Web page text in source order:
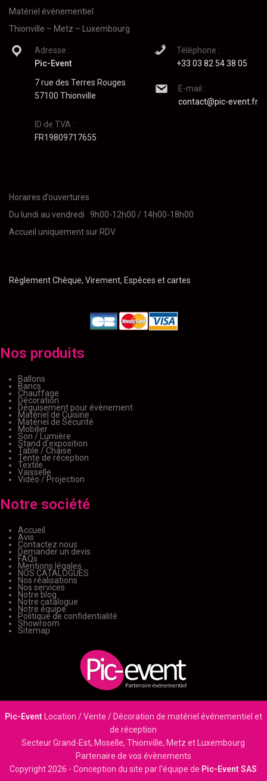
Matériel événementiel
Thionville – Metz – Luxembourg
Adresse :
Pic-Event
7 rue des Terres Rouges
57100 Thionville
ID de TVA :
FR19809717655
Téléphone :
+33 03 82 54 38 05
E-mail :
contact@pic-event.fr
Horaires d’ouvertures
Du lundi au vendredi 9h00-12h00 / 14h00-18h00
Accueil uniquement sur RDV
Règlement Chèque, Virement, Espèces et cartes
Nos produits
Ballons
Bancs
Chauffage
Décoration
Déguisement pour évènement
Matériel de Cuisine
Matériel de Sécurité
Mobilier
Son / Lumière
Stand d'exposition
Table / Chaise
Tente de réception
Textile
Vaisselle
Vidéo / Projection
Notre société
Accueil
Avis
Contactez nous
Demander un devis
FAQs
Mentions légales
NOS CATALOGUES
Nos réalisations
Nos services
Notre blog
Notre catalogue
Notre équipe
Politique de confidentialité
Showroom
Sitemap
Pic-EventLocation / Vente / Décoration de matériel événementiel et
de réception
Secteur Grand-Est, Moselle, Thionville, Metz et Luxembourg
Partenaire de vos évènements
Copyright2026 - Conception du site par l'équipe de Pic-Event SAS